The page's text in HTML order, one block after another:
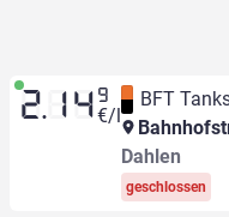
2.14 9
€/l
BFT
Dahlen
geschlossen